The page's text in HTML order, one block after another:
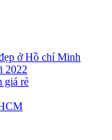
ở Hồ chí Minh
2022
giá rẻ